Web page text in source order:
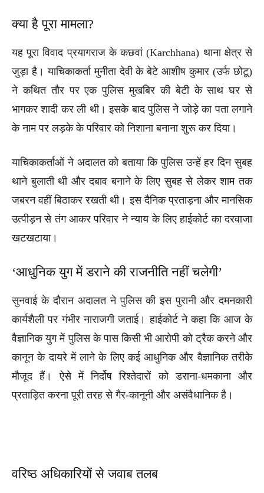
क्या है पूरा मामला?
यह पूरा विवाद प्रयागराज के कछवां (Karchhana) थाना क्षेत्र से
जुड़ा है। याचिकाकर्ता मुनीता देवी के बेटे आशीष कुमार (उर्फ छोटू)
ने कथित तौर पर एक पुलिस मुखबिर की बेटी के साथ घर से
भागकर शादी कर ली थी। इसके बाद पुलिस ने जोड़े का पता लगाने
के नाम पर लड़के के परिवार को निशाना बनाना शुरू कर दिया।
याचिकाकर्ताओं ने अदालत को बताया कि पुलिस उन्हें हर दिन सुबह
थाने बुलाती थी और दबाव बनाने के लिए सुबह से लेकर शाम तक
जबरन वहीं बिठाकर रखती थी। इस दैनिक प्रताड़ना और मानसिक
उत्पीड़न से तंग आकर परिवार ने न्याय के लिए हाईकोर्ट का दरवाजा
खटखटाया।
‘आधुनिक युग में डराने की राजनीति नहीं चलेगी’
सुनवाई के दौरान अदालत ने पुलिस की इस पुरानी और दमनकारी
कार्यशैली पर गंभीर नाराजगी जताई। हाईकोर्ट ने कहा कि आज के
वैज्ञानिक युग में पुलिस के पास किसी भी आरोपी को ट्रैक करने और
कानून के दायरे में लाने के लिए कई आधुनिक और वैज्ञानिक तरीके
मौजूद हैं। ऐसे में निर्दोष रिश्तेदारों को डराना-धमकाना और
प्रताड़ित करना पूरी तरह से गैर-कानूनी और असंवैधानिक है।
वरिष्ठ अधिकारियों से जवाब तलब